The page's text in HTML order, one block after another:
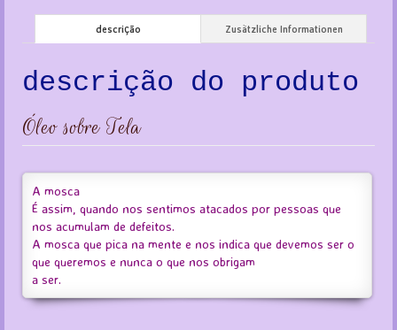
descrição Zusätzliche Informationen
descrição do produto
Óleo sobre Tela
A mosca
É assim, quando nos sentimos atacados por pessoas que
nos acumulam de defeitos.
A mosca que pica na mente e nos indica que devemos ser o
que queremos e nunca o que nos obrigam
a ser.